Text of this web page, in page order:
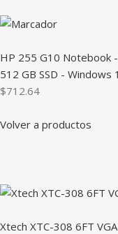
HP 255 G10 Notebook
512 GB SSD -
$712.64
Volver a productos
Xtech XTC-308 6FT